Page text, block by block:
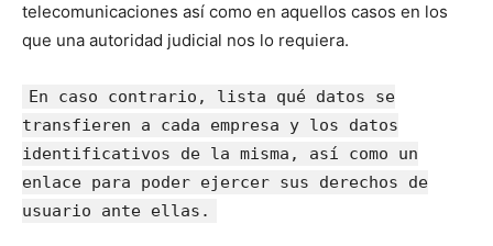
telecomunicaciones así como en aquellos casos en los
que una autoridad judicial nos lo requiera.
En caso contrario, lista qué datos se
transfieren a cada empresa y los datos
identificativos de la misma, así como un
enlace para poder ejercer sus derechos de
usuario ante ellas.